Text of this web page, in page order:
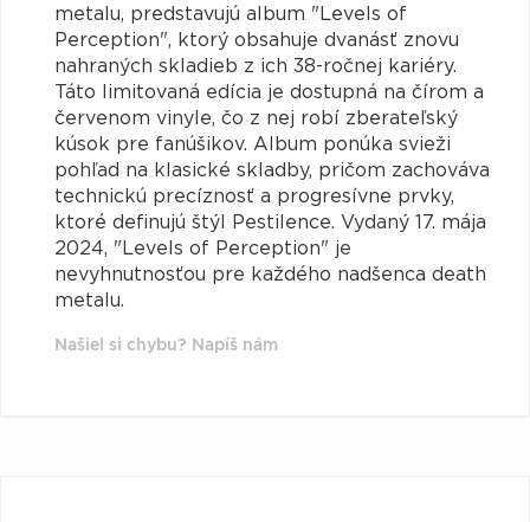
metalu, predstavujú album "Levels of
Perception", ktorý obsahuje dvanásť znovu
nahraných skladieb z ich 38-ročnej kariéry.
Táto limitovaná edícia je dostupná na čírom a
červenom vinyle, čo z nej robí zberateľský
kúsok pre fanúšikov. Album ponúka svieži
pohľad na klasické skladby, pričom zachováva
technickú precíznosť a progresívne prvky,
ktoré definujú štýl Pestilence. Vydaný 17. mája
2024, "Levels of Perception" je
nevyhnutnosťou pre každého nadšenca death
metalu.
Našiel si chybu? Napíš nám